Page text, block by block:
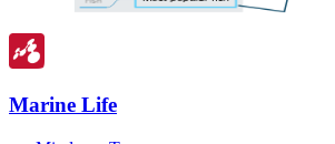
Marine Life